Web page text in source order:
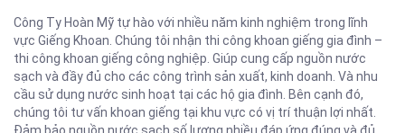
Công Ty Hoàn Mỹ tự hào với nhiều năm kinh nghiệm trong lĩnh
vực Giếng Khoan. Chúng tôi nhận thi công khoan giếng gia đình –
thi công khoan giếng công nghiệp. Giúp cung cấp nguồn nước
sạch và đầy đủ cho các công trình sản xuất, kinh doanh. Và nhu
cầu sử dụng nước sinh hoạt tại các hộ gia đình. Bên cạnh đó,
chúng tôi tư vấn khoan giếng tại khu vực có vị trí thuận lợi nhất.
Đảm bảo nguồn nước sạch số lượng nhiều đáp ứng đúng và đủ